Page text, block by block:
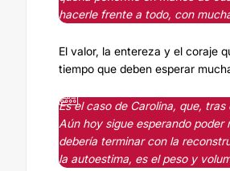
hacerle frente a todo, con
El valor, la entereza y el coraje
tiempo que deben esperar
Es el caso de Carolina, que,
Aún hoy sigue esperando
debería terminar con la
la autoestima, es el peso y